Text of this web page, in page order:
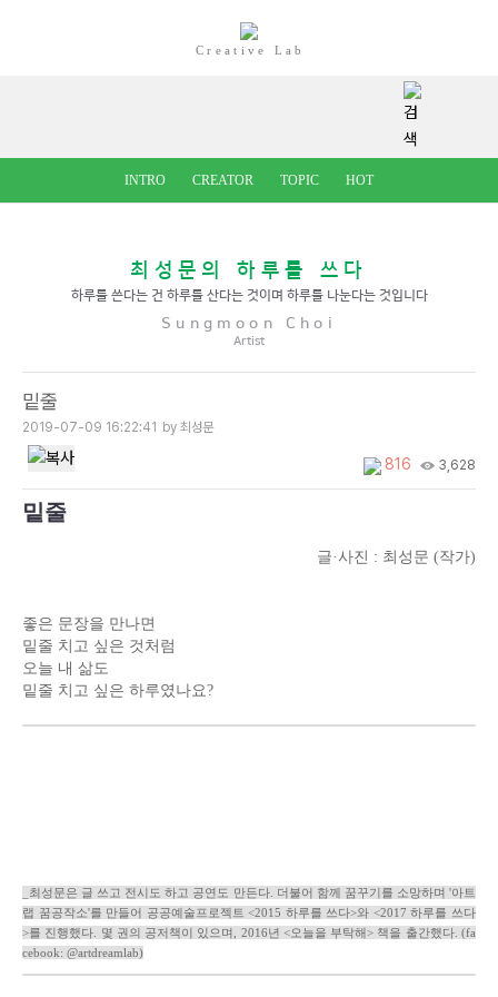
Creative Lab
INTRO CREATOR TOPIC HOT
최성문의 하루를 쓰다
하루를 쓴다는 건 하루를 산다는 것이며 하루를 나눈다는 것입니다
Sungmoon Choi
Artist
밑줄
2019-07-09 16:22:41 by 최성문
816 3,628
밑줄
글·사진 : 최성문 (작가)
좋은 문장을 만나면
밑줄 치고 싶은 것처럼
오늘 내 삶도
밑줄 치고 싶은 하루였나요?
_최성문은 글 쓰고 전시도 하고 공연도 만든다. 더불어 함께 꿈꾸기를 소망하며 '아트
랩 꿈공작소'를 만들어 공공예술프로젝트 <2015 하루를 쓰다>와 <2017 하루를 쓰다
>를 진행했다. 몇 권의 공저책이 있으며, 2016년 <오늘을 부탁해> 책을 출간했다. (fa
cebook: @artdreamlab)